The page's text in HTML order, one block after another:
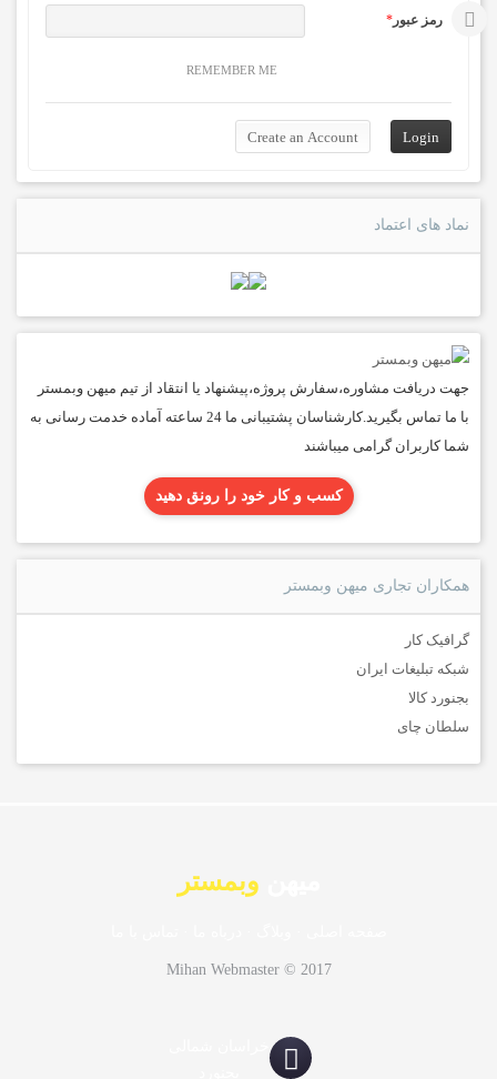
رمز عبور *
REMEMBER ME
نماد های اعتماد
جهت دریافت مشاوره،سفارش پروژه،پیشنهاد یا انتقاد از تیم میهن وبمستر
با ما تماس بگیرید.کارشناسان پشتیبانی ما 24 ساعته آماده خدمت رسانی به
شما کاربران گرامی میباشند
کسب و کار خود را رونق دهید
همکاران تجاری میهن وبمستر
گرافیک کار
شبکه تبلیغات ایران
بجنورد کالا
سلطان چای
وبمستر
Mihan Webmaster © 2017